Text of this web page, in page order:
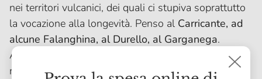
nei territori vulcanici, dei quali ci stupiva soprattutto
la vocazione alla longevità. Penso al Carricante, ad
alcune Falanghina, al Durello, al Garganega.
Abbiamo capito il loro potenziale anche vedendo la
reazione delle persone nel momento in cui